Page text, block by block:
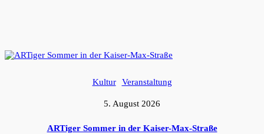
Kultur Veranstaltung
5. August 2026
ARTiger Sommer in der Kaiser-Max-Straße